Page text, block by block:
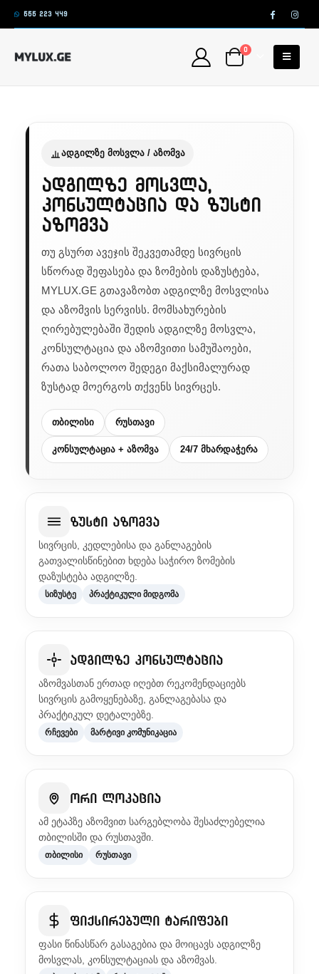
555 223 449
0
ადგილზე მოსვლა / აზომვა
ადგილზე მოსვლა,
კონსულტაცია და ზუსტი
აზომვა
თუ გსურთ ავეჯის შეკვეთამდე სივრცის
სწორად შეფასება და ზომების დაზუსტება,
MYLUX.GE გთავაზობთ ადგილზე მოსვლისა
და აზომვის სერვისს. მომსახურების
ღირებულებაში შედის ადგილზე მოსვლა,
კონსულტაცია და აზომვითი სამუშაოები,
რათა საბოლოო შედეგი მაქსიმალურად
ზუსტად მოერგოს თქვენს სივრცეს.
თბილისი რუსთავი
კონსულტაცია + აზომვა 24/7 მხარდაჭერა
ზუსტი აზომვა
სივრცის, კედლებისა და განლაგების
გათვალისწინებით ხდება საჭირო ზომების
დაზუსტება ადგილზე.
სიზუსტე პრაქტიკული მიდგომა
ადგილზე კონსულტაცია
აზომვასთან ერთად იღებთ რეკომენდაციებს
სივრცის გამოყენებაზე, განლაგებასა და
პრაქტიკულ დეტალებზე.
რჩევები მარტივი კომუნიკაცია
ორი ლოკაცია
ამ ეტაპზე აზომვით სარგებლობა შესაძლებელია
თბილისში და რუსთავში.
თბილისი რუსთავი
ფიქსირებული ტარიფები
ფასი წინასწარ გასაგებია და მოიცავს ადგილზე
მოსვლას, კონსულტაციას და აზომვას.